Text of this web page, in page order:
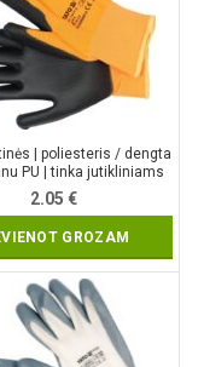
| poliesteris / dengta
PU | tinka jutikliniams
| 9 dydis (YT-74752)
2.05 €
GROZAM